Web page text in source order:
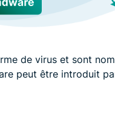
de virus et sont
peut être introduit